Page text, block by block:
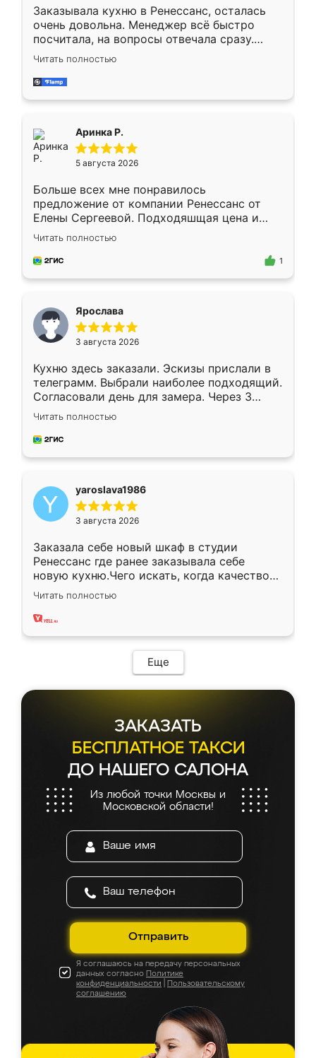
Заказывала кухню в Ренессанс, осталась
очень довольна. Менеджер всё быстро
посчитала, на вопросы отвечала сразу.
Замерщик приехал в субботу, подошёл к
делу со всей ответственностью. Собрали
за день, ребята работали аккуратно, даже
Читать полностью
Аринка Р.
5 августа 2026
Больше всех мне понравилось
предложение от компании Ренессанс от
Елены Сергеевой. Подходяшщая цена и
короткие сроки изготовления. Приехавший
для замера сотрудник Владислав
предложил по моему эскизу самый
Читать полностью
1
Ярослава
3 августа 2026
Кухню здесь заказали. Эскизы прислали в
телеграмм. Выбрали наиболее подходящий.
Согласовали день для замера. Через 3
недели кухня была уже готова. Остались
довольны работой. Спасибо Ренессанс
мебель за качественную работу!
Читать полностью
yaroslava1986
3 августа 2026
Заказала себе новый шкаф в студии
Ренессанс где ранее заказывала себе
новую кухню.Чего искать, когда качеством
вполне довольна. Служит кухня уже почти
два года, нареканий нет.
Читать полностью
Еще
ЗАКАЗАТЬ
БЕСПЛАТНОЕ ТАКСИ
ДО НАШЕГО САЛОНА
Из любой точки Москвы и
Московской области!
Отправить
Я соглашаюсь на передачу персональных
данных согласно Политике
конфиденциальности
Пользовательскому
соглашению